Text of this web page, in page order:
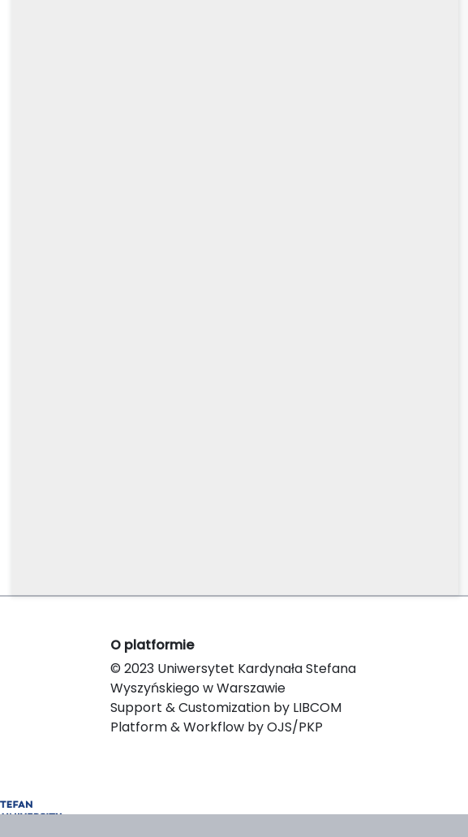
O platformie
© 2023 Uniwersytet Kardynała Stefana
Wyszyńskiego w Warszawie
Support & Customization by LIBCOM
Platform & Workflow by OJS/PKP